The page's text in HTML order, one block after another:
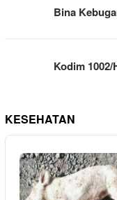
Bina
Kodim
KESEHATAN